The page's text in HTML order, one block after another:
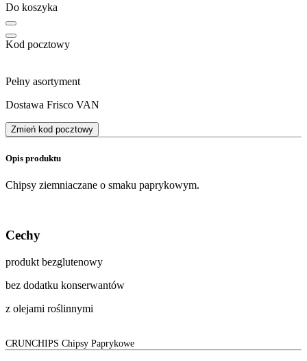
Do koszyka
Kod pocztowy
Pełny asortyment
Dostawa Frisco VAN
Zmień kod pocztowy
Opis produktu
Chipsy ziemniaczane o smaku paprykowym.
Cechy
produkt bezglutenowy
bez dodatku konserwantów
z olejami roślinnymi
CRUNCHIPS Chipsy Paprykowe